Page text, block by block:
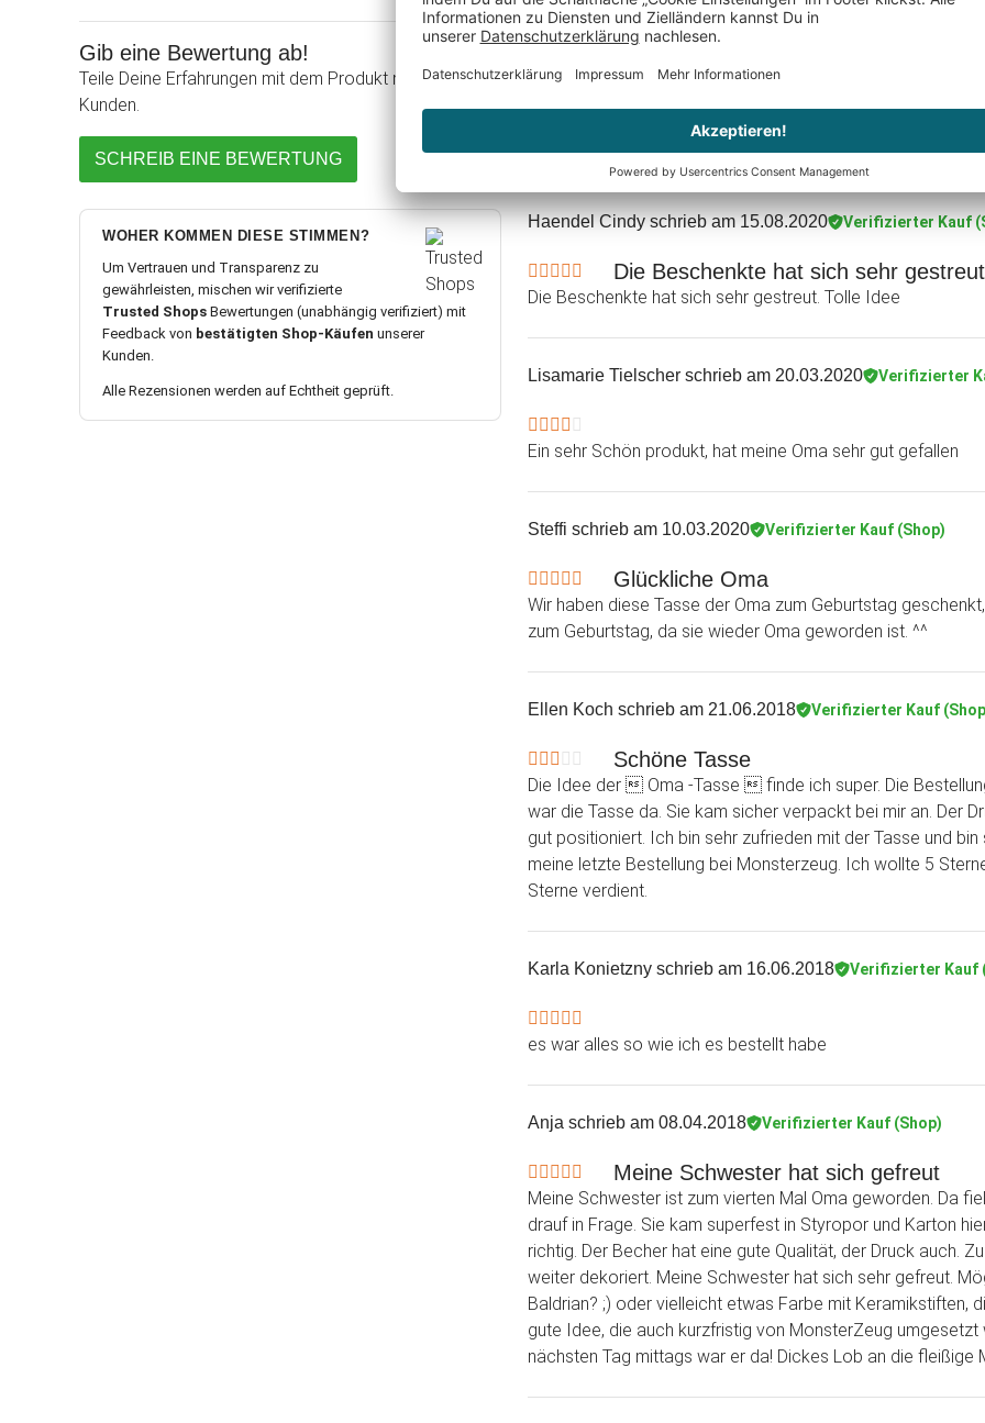
Gib eine Bewertung ab!
Teile Deine Erfahrungen mit dem Produkt mit anderen
Kunden.
SCHREIB EINE BEWERTUNG
WOHER KOMMEN DIESE STIMMEN?
Um Vertrauen und Transparenz zu
gewährleisten, mischen wir verifizierte
Trusted Shops Bewertungen (unabhängig verifiziert) mit
Feedback von bestätigten Shop-Käufen unserer
Kunden.
Alle Rezensionen werden auf Echtheit geprüft.
Biggisternchen schrieb am 14.02.2021
Es war ein Geschenk. Ja würde es weiterempfehlen
Haendel Cindyschrieb am 15.08.2020 Verifizierter Kauf
Die Beschenkte hat sich sehr
Die Beschenkte hat sich sehr gestreut. Tolle Idee
Lisamarie Tielscher schrieb am 20.03.2020 Verifizierter
Ein sehr Schön produkt, hat meine Oma sehr gut gefallen
Steffi schrieb am 10.03.2020 Verifizierter Kauf (Shop)
Glückliche Oma
Wir haben diese Tasse der Oma zum Geburtstag
zum Geburtstag, da sie wieder Oma geworden ist. ^^
Ellen Koch schrieb am 21.06.2018 Verifizierter Kauf
Schöne Tasse
Die Idee der  Oma -Tasse  finde ich super. Die
war die Tasse da. Sie kam sicher verpackt bei mir an. Der
gut positioniert. Ich bin sehr zufrieden mit der Tasse und
meine letzte Bestellung bei Monsterzeug. Ich wollte 5
Sterne verdient.
Karla Konietzny schrieb am 16.06.2018 Verifizierter Kauf
es war alles so wie ich es bestellt habe
Anja schrieb am 08.04.2018 Verifizierter Kauf (Shop)
Meine Schwester hat sich gefreut
Meine Schwester ist zum vierten Mal Oma geworden. Da
drauf in Frage. Sie kam superfest in Styropor und Karton
richtig. Der Becher hat eine gute Qualität, der Druck auch.
weiter dekoriert. Meine Schwester hat sich sehr gefreut.
Baldrian? ;) oder vielleicht etwas Farbe mit Keramikstiften,
gute Idee, die auch kurzfristig von MonsterZeug
nächsten Tag mittags war er da! Dickes Lob an die fleißige